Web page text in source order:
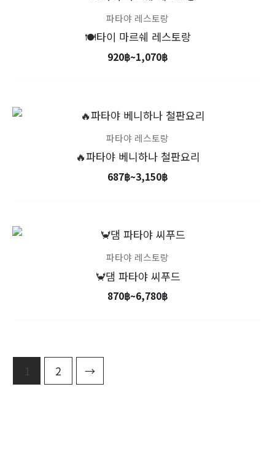
파타야 레스토랑
🍽️타이 마르쉐 레스토랑
920฿~1,070฿
범
920฿~1,070฿
파타야 레스토랑
🔥파타야 베니하나 철판요리
687฿~3,150฿
가
격
범
위:
687฿~3,150฿
파타야 레스토랑
🦀댐 파타야 씨푸드
870฿~6,780฿
가
격
범
위:
870฿~6,780฿
1 2 →